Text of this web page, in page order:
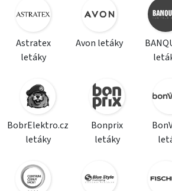
Astratex
letáky
Avon letáky
BobrElektro.cz
letáky
Bonprix
letáky